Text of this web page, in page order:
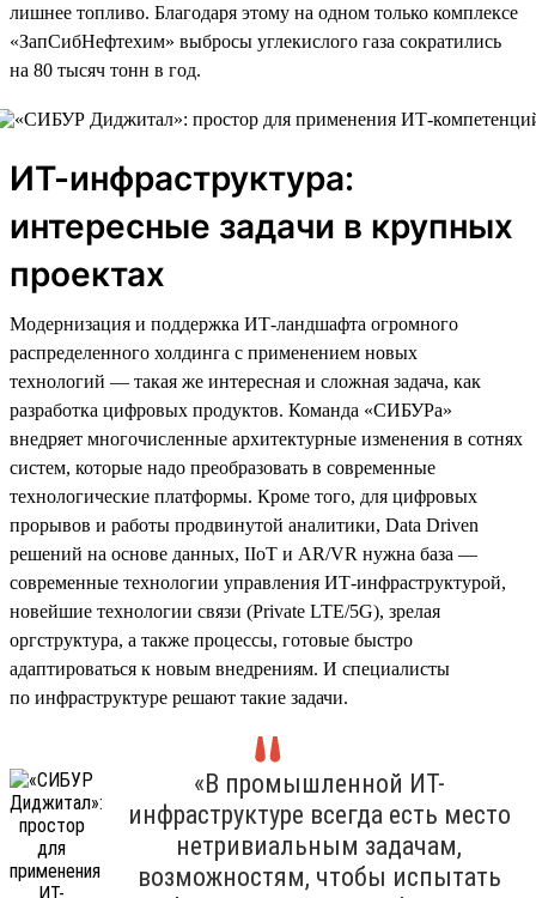
лишнее топливо. Благодаря этому на одном только комплексе
«ЗапСибНефтехим» выбросы углекислого газа сократились
на 80 тысяч тонн в год.
ИТ-инфраструктура:
интересные задачи в крупных
проектах
Модернизация и поддержка ИТ-ландшафта огромного
распределенного холдинга с применением новых
технологий — такая же интересная и сложная задача, как
разработка цифровых продуктов. Команда «СИБУРа»
внедряет многочисленные архитектурные изменения в сотнях
систем, которые надо преобразовать в современные
технологические платформы. Кроме того, для цифровых
прорывов и работы продвинутой аналитики, Data Driven
решений на основе данных, IIoT и AR/VR нужна база —
современные технологии управления ИТ-инфраструктурой,
новейшие технологии связи (Private LTE/5G), зрелая
оргструктура, а также процессы, готовые быстро
адаптироваться к новым внедрениям. И специалисты
по инфраструктуре решают такие задачи.
«В промышленной ИТ-
инфраструктуре всегда есть место
нетривиальным задачам,
возможностям, чтобы испытать